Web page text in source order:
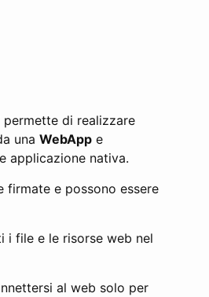
permette di realizzare
una WebApp e
applicazione nativa.
firmate e possono essere
i file e le risorse web nel
al web solo per